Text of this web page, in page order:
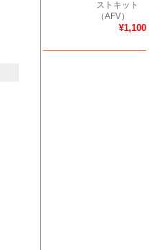
ストキット
（AFV）
¥1,100